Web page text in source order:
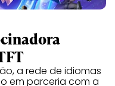
a rede de idiomas
em parceria com a